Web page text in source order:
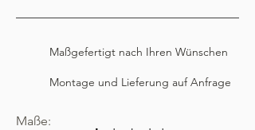
Maßgefertigt nach Ihren Wünschen
Montage und Lieferung auf Anfrage
Maße: